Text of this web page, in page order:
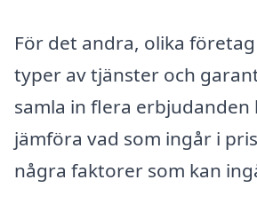
För det andra, olika
typer av tjänster och
samla in flera erbjudanden
jämföra vad som ingår i
några faktorer som kan